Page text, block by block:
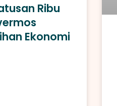
Ribu
Ekonomi